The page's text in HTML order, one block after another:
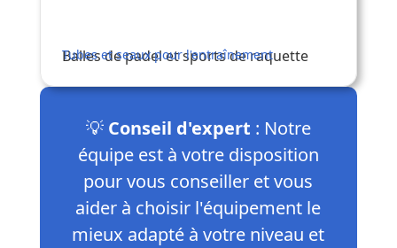
Balles de padel et sports de raquette
Tubes et seaux pour l'entraînement
💡 Conseil d'expert : Notre
équipe est à votre disposition
pour vous conseiller et vous
aider à choisir l'équipement le
mieux adapté à votre niveau et